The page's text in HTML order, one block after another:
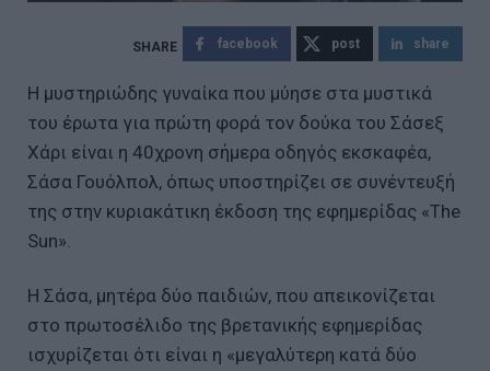
facebook post share
Η μυστηριώδης γυναίκα που μύησε στα μυστικά
του έρωτα για πρώτη φορά τον δούκα του Σάσεξ
Χάρι είναι η 40χρονη σήμερα οδηγός εκσκαφέα,
Σάσα Γουόλπολ, όπως υποστηρίζει σε συνέντευξή
της στην κυριακάτικη έκδοση της εφημερίδας «Τhe
Sun».
Η Σάσα, μητέρα δύο παιδιών, που απεικονίζεται
στο πρωτοσέλιδο της βρετανικής εφημερίδας
ισχυρίζεται ότι είναι η «μεγαλύτερη κατά δύο